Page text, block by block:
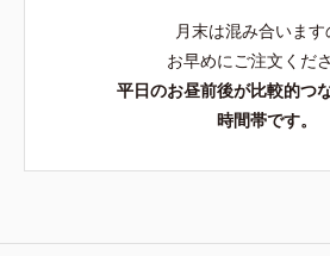
月末は混み合います
お早めにご注文くださ
平日のお昼前後が比較的つ
時間帯です。